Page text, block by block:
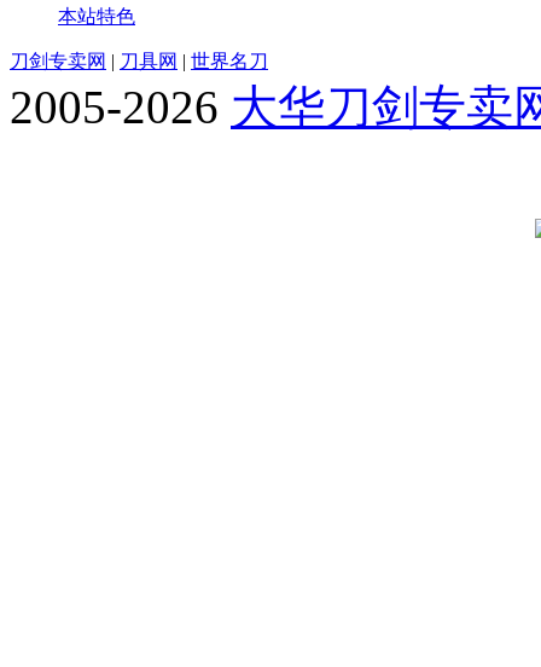
本站特色
刀剑专卖网 | 刀具网 | 世界名刀
2005-2026 大华刀剑专卖